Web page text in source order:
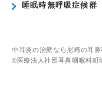
睡眠時無呼吸症候群
中耳炎の治療なら尼崎の耳
©医療法人社団耳鼻咽喉科町